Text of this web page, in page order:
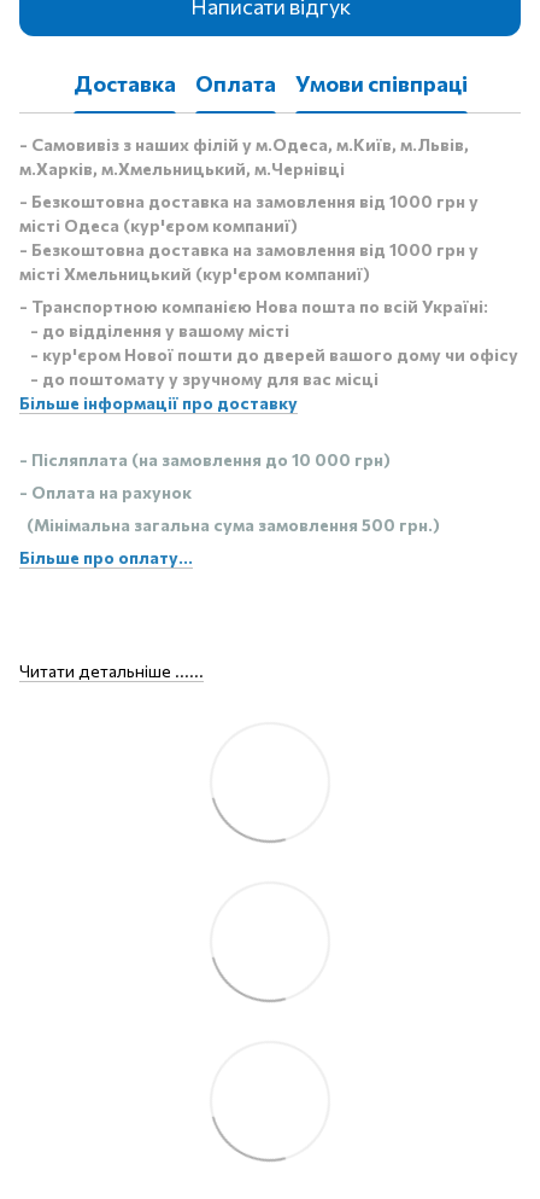
Написати відгук
Доставка Оплата Умови співпраці
- Самовивіз з наших філій у м.Одеса, м.Київ, м.Львів,
м.Харків, м.Хмельницький, м.Чернівці
- Безкоштовна доставка на замовлення від 1000 грн у
місті Одеса (кур'єром компаниї)
- Безкоштовна доставка на замовлення від 1000 грн у
місті Хмельницький (кур'єром компаниї)
- Транспортною компанією Нова пошта по всій Україні:
- до відділення у вашому місті
- кур'єром Нової пошти до дверей вашого дому чи офісу
- до поштомату у зручному для вас місці
Більше інформації про доставку
- Післяплата (на замовлення до 10 000 грн)
- Оплата на рахунок
(Мінімальна загальна сума замовлення 500 грн.)
Більше про оплату...
Читати детальніше ......